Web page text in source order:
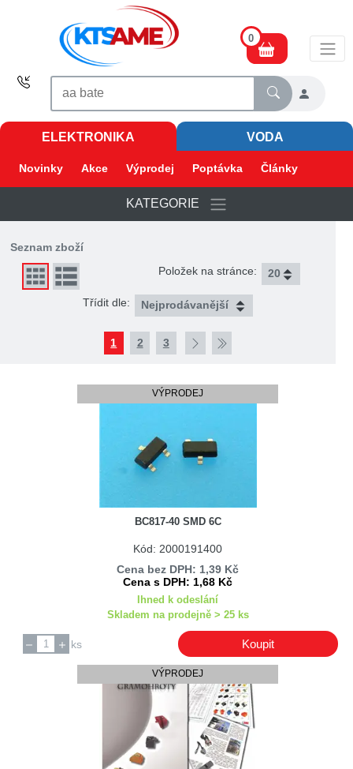
0
ELEKTRONIKA VODA
Novinky Akce Výprodej Poptávka Články
KATEGORIE
Seznam zboží
Položek na stránce:
Třídit dle:
1 2 3
VÝPRODEJ
BC817-40 SMD 6C
Kód: 2000191400
Cena bez DPH: 1,39 Kč
Cena s DPH: 1,68 Kč
Ihned k odeslání
Skladem na prodejně > 25 ks
ks Koupit
VÝPRODEJ